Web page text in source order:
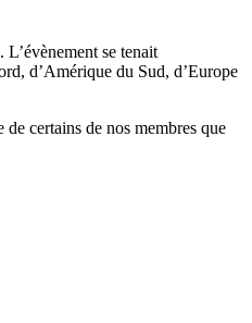
se tenait
d’Amérique du Sud, d’Europe
certains de nos membres que